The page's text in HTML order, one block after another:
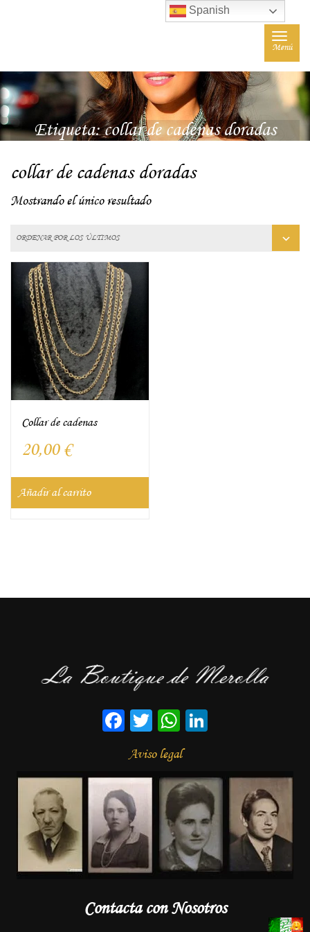
Toggle
Menú
Etiqueta:collar de cadenas doradas
collar de cadenas doradas
Mostrando el único resultado
Collar de cadenas
20,00 €
Añadir al carrito
Facebook
TwitterWhatsApp
Aviso legal
Contacta con Nosotros
Spanish